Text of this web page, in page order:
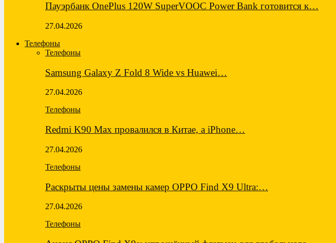
Пауэрбанк OnePlus 120W SuperVOOC Power Bank готовится к…
27.04.2026
Телефоны
Телефоны
Samsung Galaxy Z Fold 8 Wide vs Huawei…
27.04.2026
Телефоны
Redmi K90 Max провалился в Китае, а iPhone…
27.04.2026
Телефоны
Раскрыты цены замены камер OPPO Find X9 Ultra:…
27.04.2026
Телефоны